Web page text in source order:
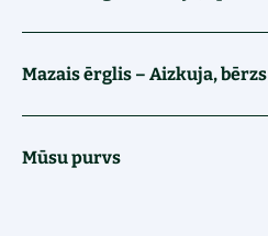
Mazais ērglis – Aizkuja, bērzs
Mūsu purvs